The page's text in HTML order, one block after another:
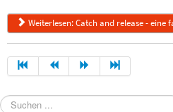
Weiterlesen: Catch and release - eine
Suchen